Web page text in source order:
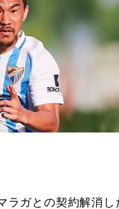
ガとの契約解消し